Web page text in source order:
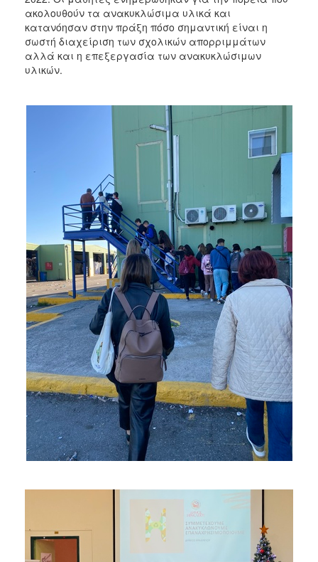
ακολουθούν τα ανακυκλώσιμα υλικά και
κατανόησαν στην πράξη πόσο σημαντική είναι η
σωστή διαχείριση των σχολικών απορριμμάτων
αλλά και η επεξεργασία των ανακυκλώσιμων
υλικών.